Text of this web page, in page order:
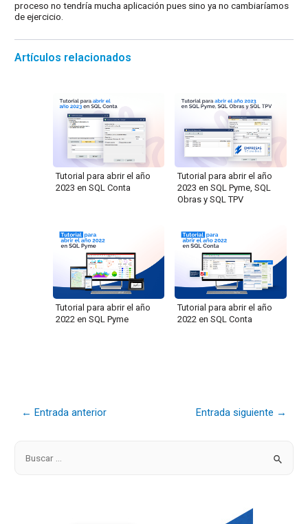
proceso no tendría mucha aplicación pues sino ya no cambiaríamos
de ejercicio.
Artículos relacionados
Tutorial para abrir el año
2023 en SQL Conta
Tutorial para abrir el año
2023 en SQL Pyme, SQL
Obras y SQL TPV
Tutorial para abrir el año
2022 en SQL Pyme
Tutorial para abrir el año
2022 en SQL Conta
← Entrada anterior Entrada siguiente →